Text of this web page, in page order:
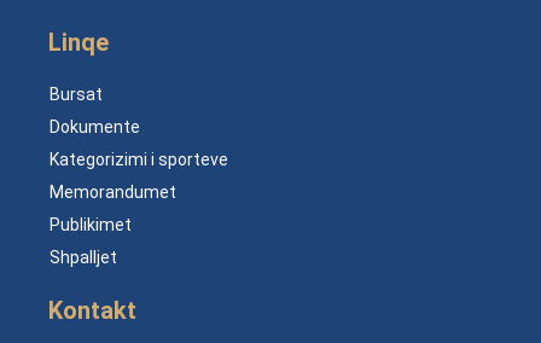
Linqe
Bursat
Dokumente
Kategorizimi i sporteve
Memorandumet
Publikimet
Shpalljet
Kontakt